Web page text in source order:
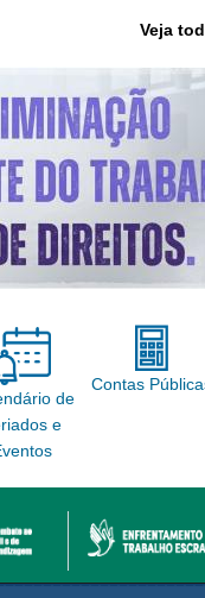
Veja
de
e
Contas